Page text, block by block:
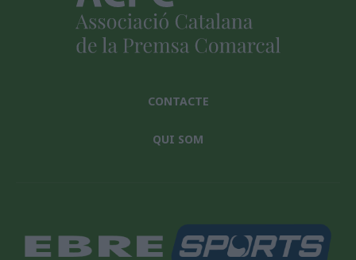
CONTACTE
QUI SOM